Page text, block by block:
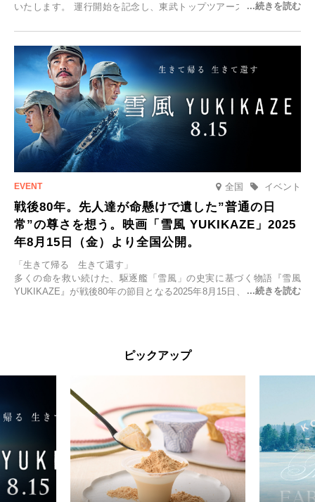
いたします。 運行開始を記念し、東武トップツアーズ株式会社では
2025年9月12日(金)より発売いたします。
全国 イベント
戦後80年。先人達が命懸けで遺した”普通の日
常”の尊さを想う。映画「雪風 YUKIKAZE」2025
年8月15日（金）より全国公開。
「生きて帰る 生きて還す」
多くの命を救い続けた、駆逐艦「雪風」の史実に基づく物語『雪風
YUKIKAZE』が戦後80年の節目となる2025年8月15日、全国公開され
くの仲間の命を救い帰還させ、戦後まで生き抜き「幸運艦」と呼ばれ
主演は「雪風」の艦長・寺澤一利を演じる竹野内豊。先任伍長・早瀬
幸平を玉木宏が演じるほか、奥平大兼、田中麗奈、石丸幹二、益岡徹
など実力派俳優が共演。そして戦艦大和と運命を共にした帝国海軍・
第二艦隊司令長官、伊藤整一を中井貴一が圧倒的な存在感で演じ切
る。
時代が再び、分断と暴力に揺れる現代。本作は「同じ過ちを繰り返す
ピックアップ